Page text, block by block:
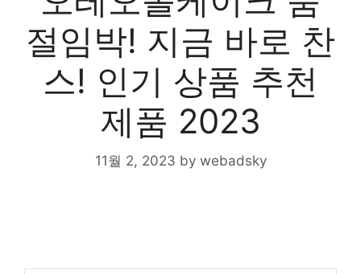
절임박! 지금 바로 찬
스! 인기 상품 추천
제품 2023
11월 2, 2023 by webadsky